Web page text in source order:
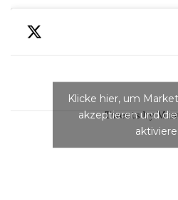
Tweets by
Klicke hier, um
akzeptieren und